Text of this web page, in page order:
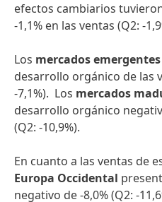
efectos cambiarios
-1,1% en las ventas (Q2: -
Los mercados emergentes
desarrollo orgánico de las
-7,1%). Los mercados
desarrollo orgánico
(Q2: -10,9%).
En cuanto a las ventas de
Europa Occidental
negativo de -8,0% (Q2: -